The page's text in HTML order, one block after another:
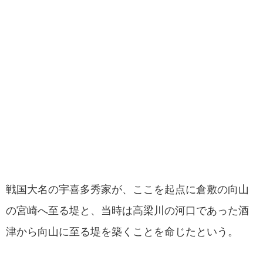
戦国大名の宇喜多秀家が、ここを起点に倉敷の向山
の宮崎へ至る堤と、当時は高梁川の河口であった酒
津から向山に至る堤を築くことを命じたという。